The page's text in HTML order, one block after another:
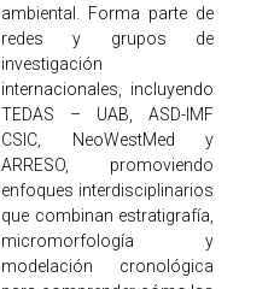
ambiental. Forma parte de
redes y grupos de
investigación
internacionales, incluyendo
TEDAS – UAB, ASD-IMF
CSIC, NeoWestMed y
ARRESO, promoviendo
enfoques interdisciplinarios
que combinan estratigrafía,
micromorfología y
modelación cronológica